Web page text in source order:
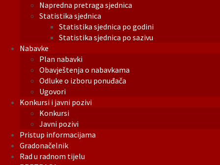
Napredna pretraga sjednica
Statistika sjednica
Statistika sjednica po godini
Statistika sjednica po sazivu
Nabavke
Plan nabavki
Obavještenja o nabavkama
Odluke o izboru ponuđača
Ugovori
Konkursi i javni pozivi
Konkursi
Javni pozivi
Pristup informacijama
Gradonačelnik
Rad u radnom tijelu